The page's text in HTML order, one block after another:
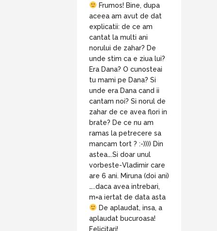
Frumos! Bine, dupa
aceea am avut de dat
explicatii: de ce am
cantat la multi ani
norului de zahar? De
unde stim ca e ziua lui?
Era Dana? O cunosteai
tu mami pe Dana? Si
unde era Dana cand ii
cantam noi? Si norul de
zahar de ce avea flori in
brate? De ce nu am
ramas la petrecere sa
mancam tort ? :-)))) Din
astea….Si doar unul
vorbeste-Vladimir care
are 6 ani. Miruna (doi ani)
…..daca avea intrebari,
m=a iertat de data asta
De aplaudat, insa, a
aplaudat bucuroasa!
Felicitari!